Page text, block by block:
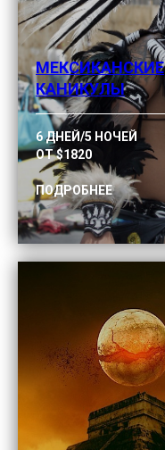
МЕКСИКАНСКИЕ
КАНИКУЛЫ
6 ДНЕЙ/5 НОЧЕЙ
ОТ $1820
ПОДРОБНЕЕ